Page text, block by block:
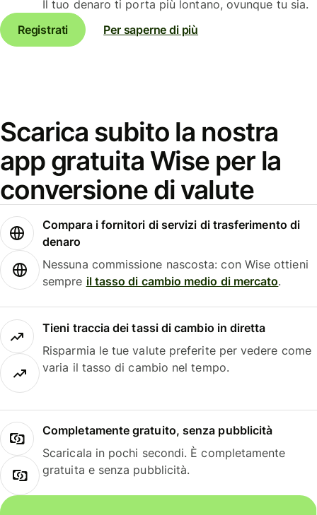
Il tuo denaro ti porta più lontano, ovunque tu sia.
Registrati
Per saperne di più
Scarica subito la nostra
app gratuita Wise per la
conversione di valute
Compara i fornitori di servizi di trasferimento di
denaro
Nessuna commissione nascosta: con Wise ottieni
sempre il tasso di cambio medio di mercato.
Tieni traccia dei tassi di cambio in diretta
Risparmia le tue valute preferite per vedere come
varia il tasso di cambio nel tempo.
Completamente gratuito, senza pubblicità
Scaricala in pochi secondi. È completamente
gratuita e senza pubblicità.